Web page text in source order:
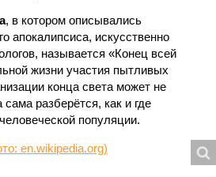
, в котором описывались
апокалипсиса, искусственно
называется «Конец всей
жизни участия пытливых
конца света может не
разберётся, как и где
популяции.